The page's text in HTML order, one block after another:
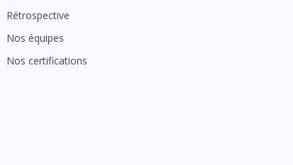
Rétrospective
Nos équipes
Nos certifications